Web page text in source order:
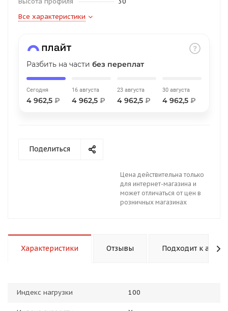
Все характеристики
Разбить на части без переплат
Сегодня
4 962,5 ₽
16 августа
4 962,5 ₽
23 августа
4 962,5 ₽
30 августа
4 962,5 ₽
Поделиться
Цена действительна только
для интернет-магазина и
может отличаться от цен в
розничных магазинах
Характеристики Отзывы Подходит к авто
Индекс нагрузки 100
раз в 2 недели